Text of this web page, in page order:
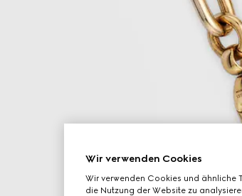
Wir verwenden Cookies
Wir verwenden Cookies und ähnliche
die Nutzung der Website zu